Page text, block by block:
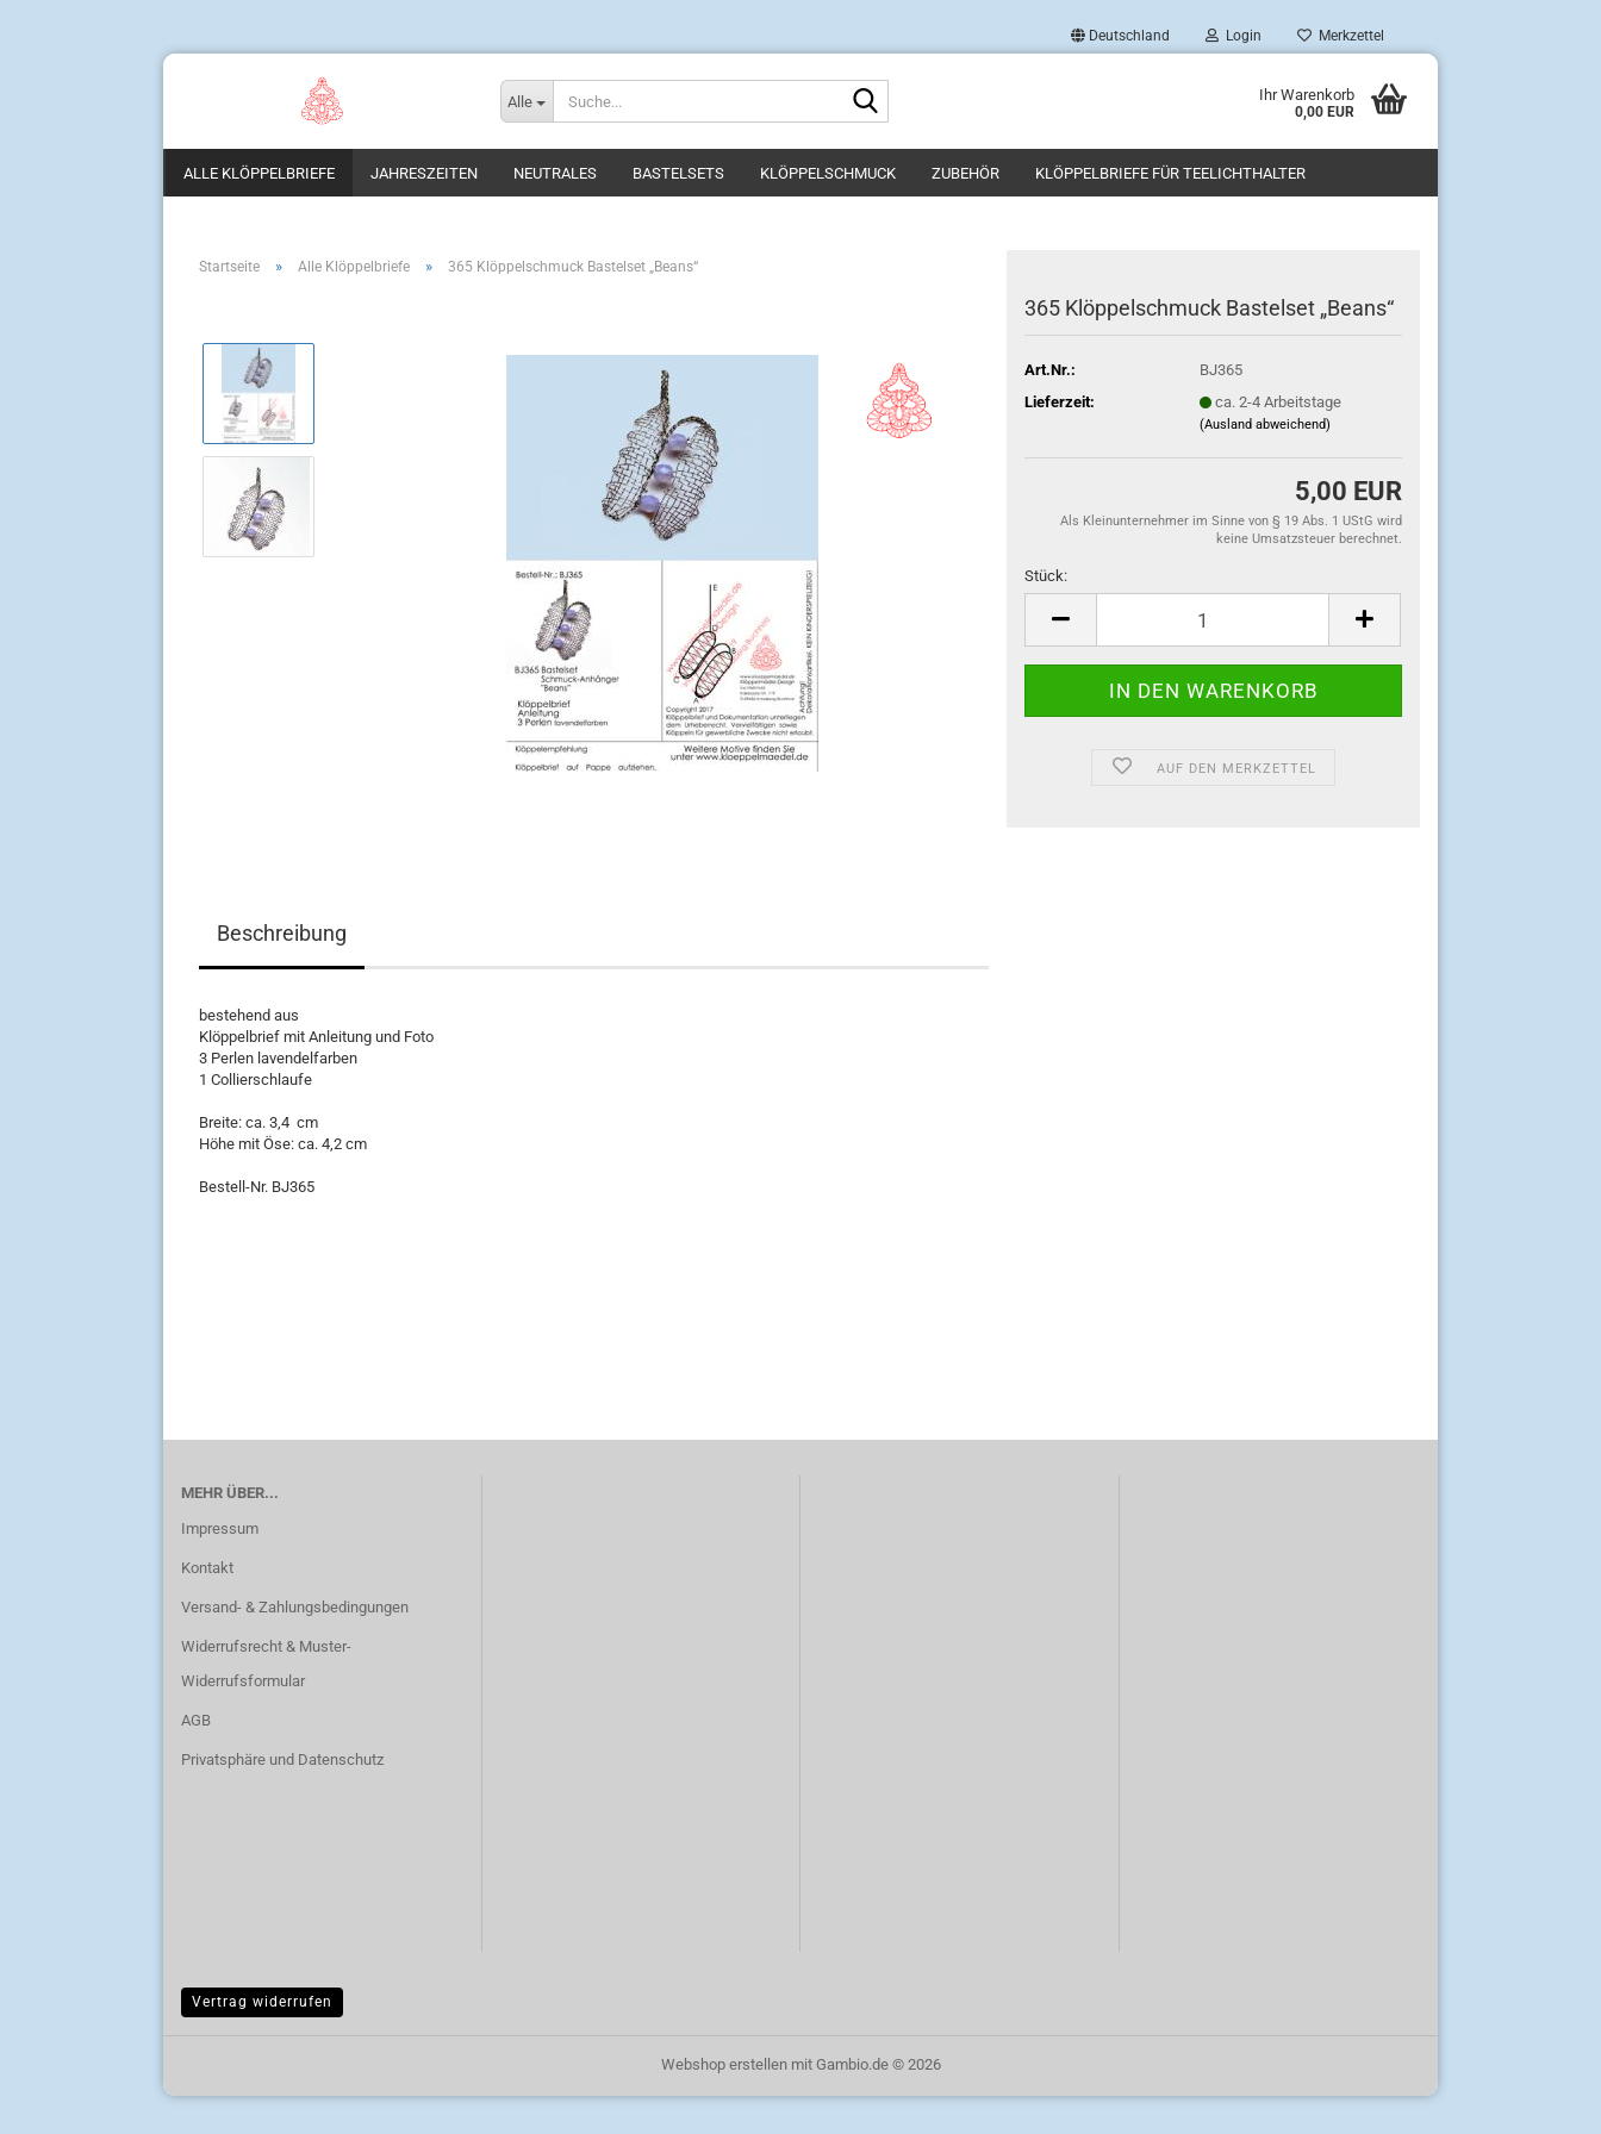
Deutschland Login Merkzettel
Alle Ihr Warenkorb
0,00 EUR
ALLE KLÖPPELBRIEFE JAHRESZEITEN NEUTRALES BASTELSETS KLÖPPELSCHMUCK ZUBEHÖR KLÖPPELBRIEFE FÜR TEELICHTHALTER
Startseite » Alle Klöppelbriefe » 365 Klöppelschmuck Bastelset „Beans“
365 Klöppelschmuck Bastelset „Beans“
Art.Nr.:
BJ365
Lieferzeit:
ca. 2-4 Arbeitstage
(Ausland abweichend)
5,00 EUR
Als Kleinunternehmer im Sinne von § 19 Abs. 1 UStG wird
keine Umsatzsteuer berechnet.
Stück:
Stück
AUF DEN MERKZETTEL
Beschreibung
bestehend aus
Klöppelbrief mit Anleitung und Foto
3 Perlen lavendelfarben
1 Collierschlaufe
Breite: ca. 3,4 cm
Höhe mit Öse: ca. 4,2 cm
Bestell-Nr. BJ365
MEHR ÜBER...
Impressum
Kontakt
Versand- & Zahlungsbedingungen
Widerrufsrecht & Muster-
Widerrufsformular
AGB
Privatsphäre und Datenschutz
Vertrag widerrufen
Webshop erstellenmit Gambio.de © 2026